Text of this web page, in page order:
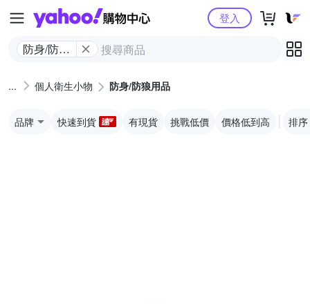
Yahoo購物中心
防身/防狼
登入
個人衛生小物 防身/防狼用品
品牌 快速到貨 有現貨 挑戰低價 價格低到高 排序